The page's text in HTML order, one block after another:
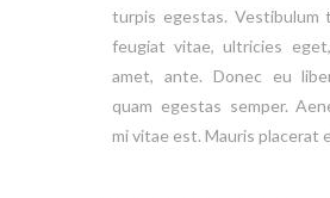
turpis egestas. Vestibulum
feugiat vitae, ultricies
amet, ante. Donec eu
quam egestas semper.
mi vitae est. Mauris placerat